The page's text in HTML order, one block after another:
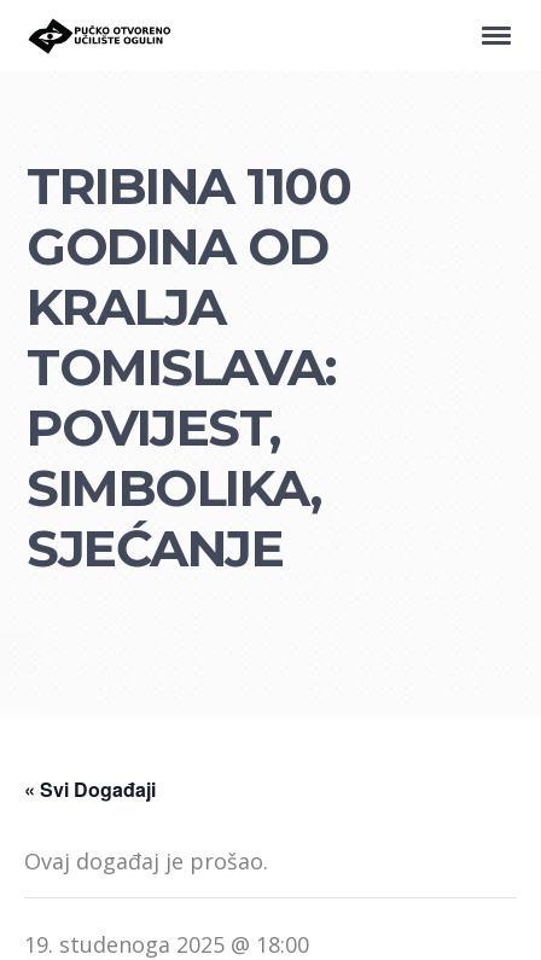
TRIBINA 1100
GODINA OD
KRALJA
TOMISLAVA:
POVIJEST,
SIMBOLIKA,
SJEĆANJE
« Svi Događaji
Ovaj događaj je prošao.
19. studenoga 2025 @ 18:00